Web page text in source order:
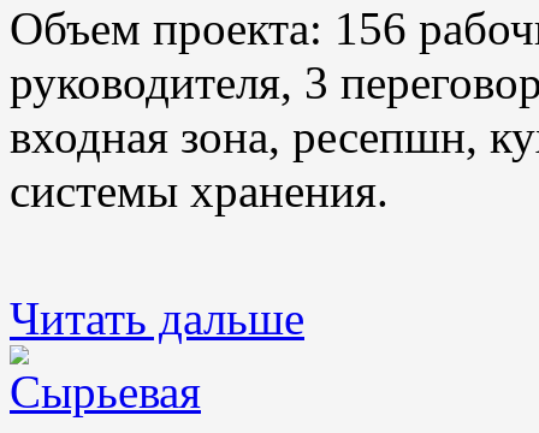
Объем проекта: 156
руководителя, 3
входная зона, ресепшн,
системы хранения.
Читать дальше